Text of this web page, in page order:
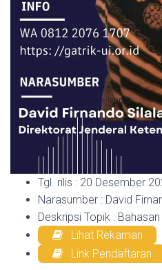
Tgl. rilis : 20 Desember
Narasumber : David
Deskripsi Topik :
Lihat Rekaman
Link Pendaftaran